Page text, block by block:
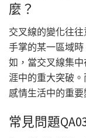
麼？
交叉線的變化往
手掌的某一區域
如，當交叉線集
涯中的重大突破
感情生活中的重要
常見問題